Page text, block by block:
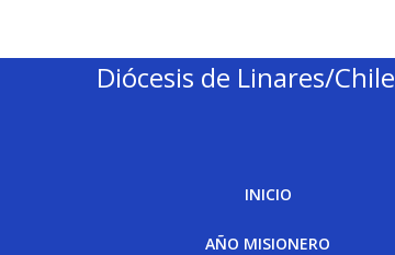
Diócesis de Linares/Chile
INICIO
AÑO MISIONERO